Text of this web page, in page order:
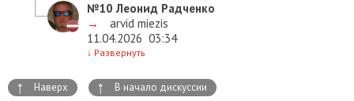
№10 Леонид Радченко
→
arvid miezis
11.04.2026 03:34
↓ Развернуть
↑ Наверх ↑ В начало дискуссии